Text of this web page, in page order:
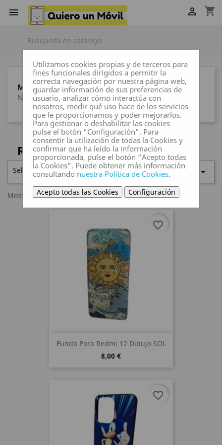
 shopping_cart

MARCAS
Ninguna marca
REDMI 12
Seleccionar 
Mostrando 1-23 de 23 artículo(s)
Funda Para Redmi 12 Dibujo SOL
8,00 €
favorite_border
favorite_border
Utilizamos cookies propias y de terceros para
fines funcionales dirigidos a permitir la
correcta navegación por nuestra página web,
guardar información de sus preferencias de
usuario, analizar cómo interactúa con
nosotros, medir qué uso hace de los servicios
que le proporcionamos y poder mejorarlos.
Para gestionar o deshabilitar las cookies
pulse el botón “Configuración”. Para
consentir la utilización de todas la Cookies y
confirmar que ha leído la información
proporcionada, pulse el botón “Acepto todas
la Cookies”. Puede obtener más información
consultando nuestra Política de Cookies.
Acepto todas las Cookies Configuración